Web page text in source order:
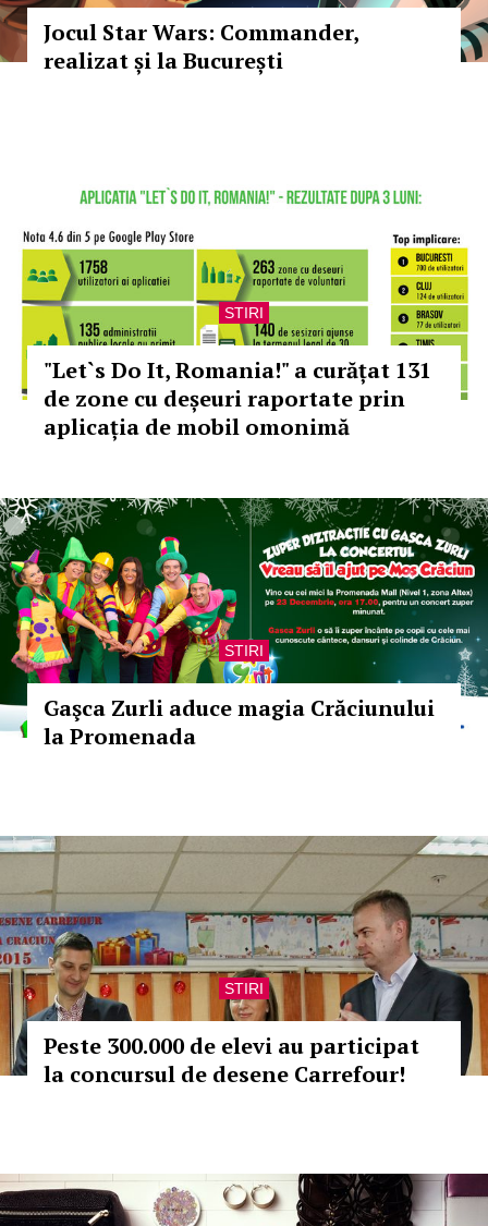
Jocul Star Wars: Commander,
realizat și la București
STIRI
"Let`s Do It, Romania!" a curățat 131
de zone cu deșeuri raportate prin
aplicația de mobil omonimă
STIRI
Gaşca Zurli aduce magia Crăciunului
la Promenada
STIRI
Peste 300.000 de elevi au participat
la concursul de desene Carrefour!